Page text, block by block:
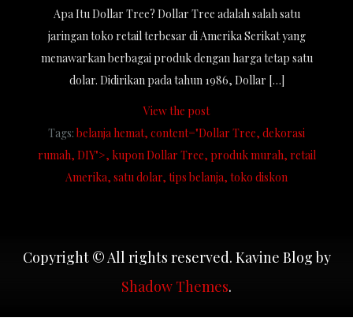
Apa Itu Dollar Tree? Dollar Tree adalah salah satu
jaringan toko retail terbesar di Amerika Serikat yang
menawarkan berbagai produk dengan harga tetap satu
dolar. Didirikan pada tahun 1986, Dollar […]
View the post
Tags: belanja hemat content="Dollar Tree dekorasi
rumah DIY"> kupon Dollar Tree produk murah retail
Amerika satu dolar tips belanja toko diskon
Copyright © All rights reserved. Kavine Blog by
Shadow Themes.